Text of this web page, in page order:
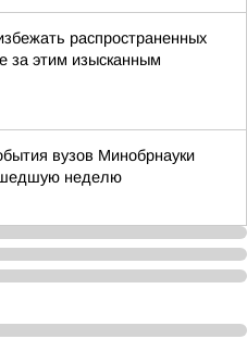
распространенных
за этим изысканным
вузов Минобрнауки
неделю